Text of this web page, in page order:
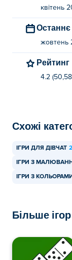
квітень
жовтень
Рейтинг
4.2
Схожі
ІГРИ ДЛЯ ДІВЧАТ
ІГРИ З
ІГРИ З КОЛЬОРАМИ
Більше